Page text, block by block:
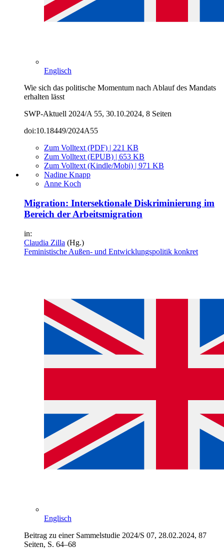
Englisch
Wie sich das politische Momentum nach Ablauf des Mandats
erhalten lässt
SWP-Aktuell 2024/A 55, 30.10.2024, 8 Seiten
doi:10.18449/2024A55
Zum Volltext (PDF) | 221 KB
Zum Volltext (EPUB) | 653 KB
Zum Volltext (Kindle/Mobi) | 971 KB
Nadine Knapp
Anne Koch
Migration: Intersektionale Diskriminierung im
Bereich der Arbeitsmigration
in:
Claudia Zilla (Hg.)
Feministische Außen- und Entwicklungspolitik konkret
Englisch
Beitrag zu einer Sammelstudie 2024/S 07, 28.02.2024, 87
Seiten, S. 64–68